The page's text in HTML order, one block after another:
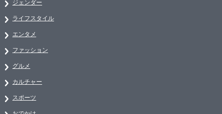
ジェンダー
ライフスタイル
エンタメ
ファッション
グルメ
カルチャー
スポーツ